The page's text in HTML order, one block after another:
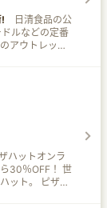
日清食品の公
アウトレット
ハットオンラ
％OFF！ 世
ット。 ピザ全